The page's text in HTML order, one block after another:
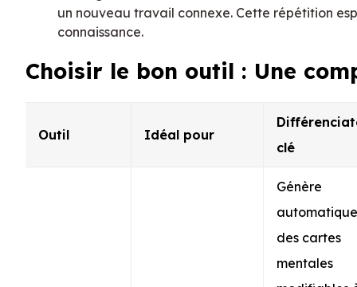
un nouveau travail connexe. Cette répétition
connaissance.
Choisir le bon outil : Une
Outil Idéal pour
clé
Génère
des cartes
mentales